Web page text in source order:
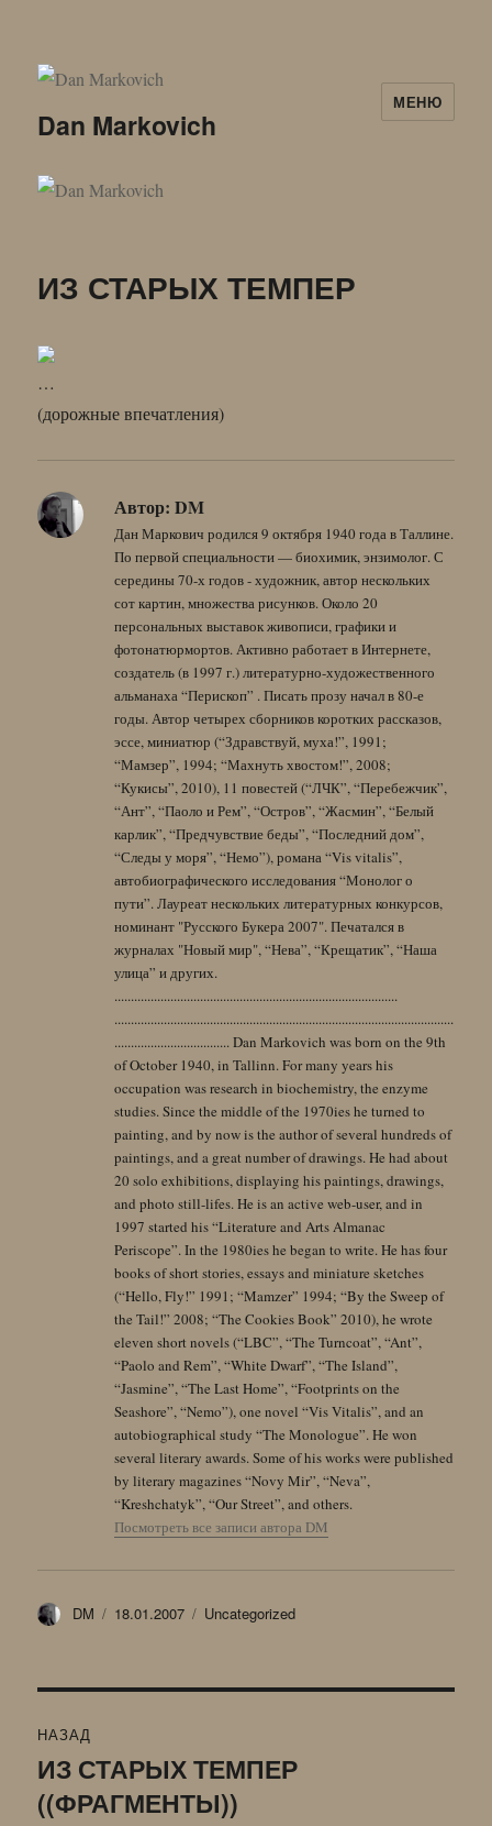
Dan Markovich
МЕНЮ
ИЗ СТАРЫХ ТЕМПЕР
…
(дорожные впечатления)
Автор: DM
Дан Маркович родился 9 октября 1940 года в Таллине.
По первой специальности — биохимик, энзимолог. С
середины 70-х годов - художник, автор нескольких
сот картин, множества рисунков. Около 20
персональных выставок живописи, графики и
фотонатюрмортов. Активно работает в Интернете,
создатель (в 1997 г.) литературно-художественного
альманаха “Перископ” . Писать прозу начал в 80-е
годы. Автор четырех сборников коротких рассказов,
эссе, миниатюр (“Здравствуй, муха!”, 1991;
“Мамзер”, 1994; “Махнуть хвостом!”, 2008;
“Кукисы”, 2010), 11 повестей (“ЛЧК”, “Перебежчик”,
“Ант”, “Паоло и Рем”, “Остров”, “Жасмин”, “Белый
карлик”, “Предчувствие беды”, “Последний дом”,
“Следы у моря”, “Немо”), романа “Vis vitalis”,
автобиографического исследования “Монолог о
пути”. Лауреат нескольких литературных конкурсов,
номинант "Русского Букера 2007". Печатался в
журналах "Новый мир", “Нева”, “Крещатик”, “Наша
улица” и других.
......................................................................................
.......................................................................................................
................................... Dan Markovich was born on the 9th
of October 1940, in Tallinn. For many years his
occupation was research in biochemistry, the enzyme
studies. Since the middle of the 1970ies he turned to
painting, and by now is the author of several hundreds of
paintings, and a great number of drawings. He had about
20 solo exhibitions, displaying his paintings, drawings,
and photo still-lifes. He is an active web-user, and in
1997 started his “Literature and Arts Almanac
Periscope”. In the 1980ies he began to write. He has four
books of short stories, essays and miniature sketches
(“Hello, Fly!” 1991; “Mamzer” 1994; “By the Sweep of
the Tail!” 2008; “The Cookies Book” 2010), he wrote
eleven short novels (“LBC”, “The Turncoat”, “Ant”,
“Paolo and Rem”, “White Dwarf”, “The Island”,
“Jasmine”, “The Last Home”, “Footprints on the
Seashore”, “Nemo”), one novel “Vis Vitalis”, and an
autobiographical study “The Monologue”. He won
several literary awards. Some of his works were published
by literary magazines “Novy Mir”, “Neva”,
“Kreshchatyk”, “Our Street”, and others.
Посмотреть все записи автора DM
Автор
DM Опубликовано
18.01.2007 Рубрики
Uncategorized
по
записям
НАЗАД
Предыдущая
запись:
ИЗ СТАРЫХ ТЕМПЕР
((ФРАГМЕНТЫ))